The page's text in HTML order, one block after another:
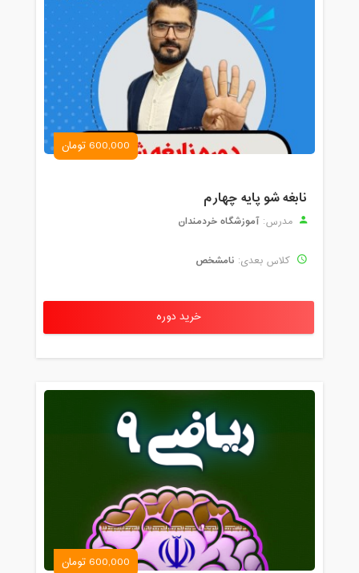
600,000 تومان
نابغه شو پایه چهارم
مدرس: آموزشگاه خردمندان
کلاس بعدی: نامشخص
خرید دوره
600,000 تومان